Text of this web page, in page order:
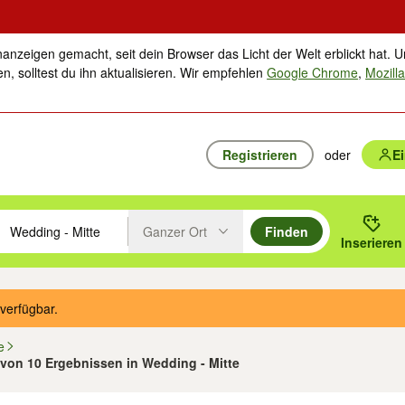
gemacht, seit dein Browser das Licht der Welt erblickt hat.
solltest du ihn aktualisieren. Wir empfehlenGoogle Chrome,
Registrieren oder
mit den Pfeiltasten nach oben/unten durchsuchen und mit
oder Ort eingeben. Eingabetaste drücken um zu suchen, oder
Ganzer Ort
Finden
Inserieren
10 Ergebnissen in Wedding - Mitte